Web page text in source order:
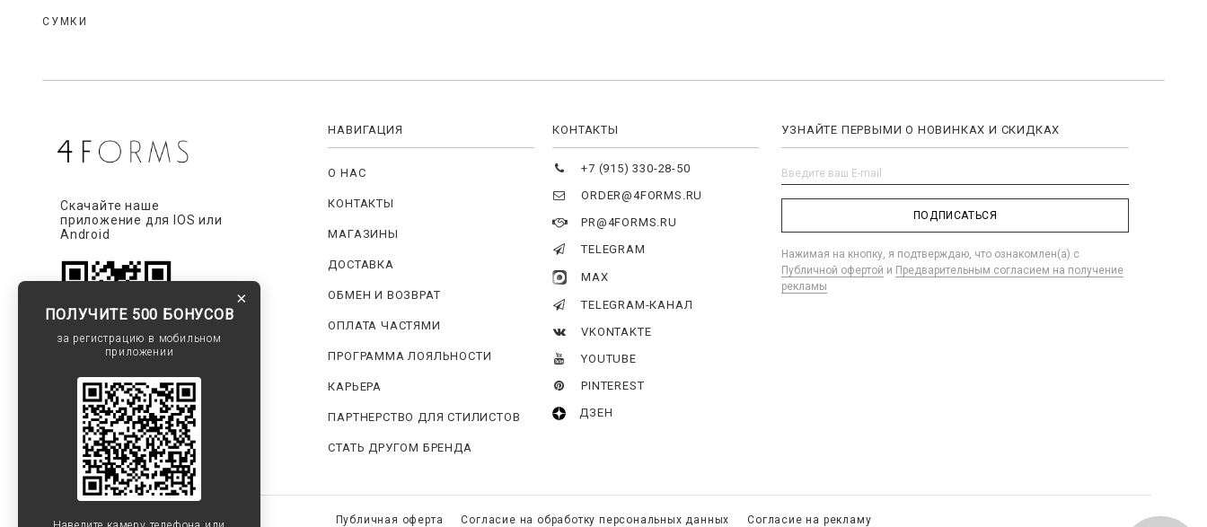
СУМКИ
Скачайте наше
приложение для IOS или
Android
Наведите камеру на QR-код,
чтобы скачать его прямо
сейчас
НАВИГАЦИЯ
О НАС
КОНТАКТЫ
МАГАЗИНЫ
ДОСТАВКА
ОБМЕН И ВОЗВРАТ
ОПЛАТА ЧАСТЯМИ
ПРОГРАММА ЛОЯЛЬНОСТИ
КАРЬЕРА
ПАРТНЕРСТВО ДЛЯ СТИЛИСТОВ
СТАТЬ ДРУГОМ БРЕНДА
КОНТАКТЫ
+7 (915) 330-28-50
ORDER@4FORMS.RU
PR@4FORMS.RU
TELEGRAM
MAX
TELEGRAM-КАНАЛ
VKONTAKTE
YOUTUBE
PINTEREST
ДЗЕН
УЗНАЙТЕ ПЕРВЫМИ О НОВИНКАХ И СКИДКАХ
ПОДПИСАТЬСЯ
Нажимая на кнопку, я подтверждаю, что ознакомлен(а) с
Публичной офертой и Предварительным согласием на получение
рекламы
Публичная оферта Согласие на обработку персональных данных Согласие на рекламу
×
ПОЛУЧИТЕ 500 БОНУСОВ
за регистрацию в мобильном
приложении